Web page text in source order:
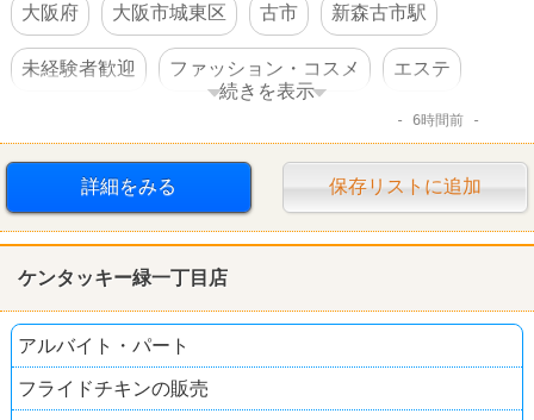
大阪府
大阪市城東区 古市 新森古市駅
未経験者歓迎 ファッション・コスメ エステ
続きを表示
6時間前
詳細をみる 保存リストに追加
ケンタッキー緑一丁目店
アルバイト・パート
フライドチキンの販売